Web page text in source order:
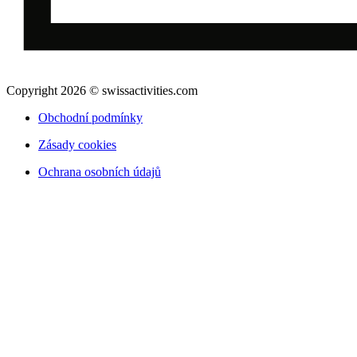
Copyright 2026 © swissactivities.com
Obchodní podmínky
Zásady cookies
Ochrana osobních údajů